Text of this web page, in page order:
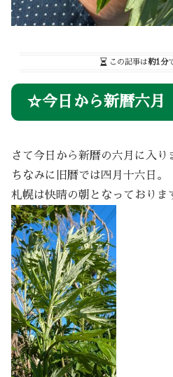
この記事は約1分
☆今日から新暦六月
さて今日から新暦の六月に入り
ちなみに旧暦では四月十六日。
札幌は快晴の朝となっておりま